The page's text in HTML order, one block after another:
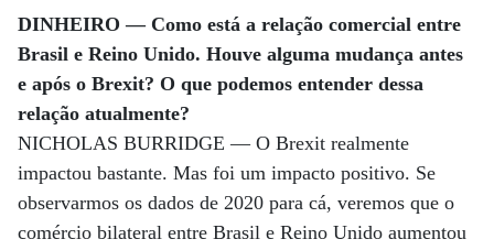
DINHEIRO — Como está a relação comercial entre
Brasil e Reino Unido. Houve alguma mudança antes
e após o Brexit? O que podemos entender dessa
relação atualmente?
NICHOLAS BURRIDGE — O Brexit realmente
impactou bastante. Mas foi um impacto positivo. Se
observarmos os dados de 2020 para cá, veremos que o
comércio bilateral entre Brasil e Reino Unido aumentou